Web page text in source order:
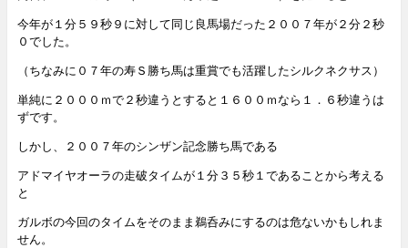
今年が１分５９秒９に対して同じ良馬場だった２００７年が２分２秒
０でした。
（ちなみに０７年の寿Ｓ勝ち馬は重賞でも活躍したシルクネクサス）
単純に２０００ｍで２秒違うとすると１６００ｍなら１．６秒違うは
ずです。
しかし、２００７年のシンザン記念勝ち馬である
アドマイヤオーラの走破タイムが１分３５秒１であることから考える
と
ガルボの今回のタイムをそのまま鵜呑みにするのは危ないかもしれま
せん。